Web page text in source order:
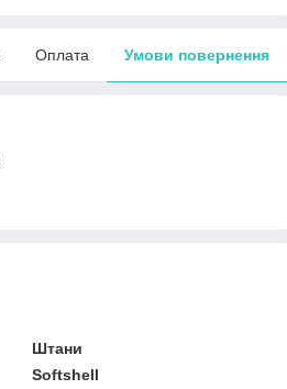
Оплата Умови повернення
Штани
Softshell